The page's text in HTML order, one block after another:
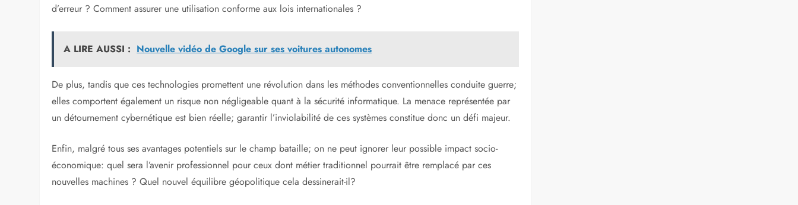
d’erreur ? Comment assurer une utilisation conforme aux lois internationales ?
A LIRE AUSSI : Nouvelle vidéo de Google sur ses voitures autonomes
De plus, tandis que ces technologies promettent une révolution dans les méthodes conventionnelles conduite guerre;
elles comportent également un risque non négligeable quant à la sécurité informatique. La menace représentée par
un détournement cybernétique est bien réelle; garantir l’inviolabilité de ces systèmes constitue donc un défi majeur.
Enfin, malgré tous ses avantages potentiels sur le champ bataille; on ne peut ignorer leur possible impact socio-
économique: quel sera l’avenir professionnel pour ceux dont métier traditionnel pourrait être remplacé par ces
nouvelles machines ? Quel nouvel équilibre géopolitique cela dessinerait-il?